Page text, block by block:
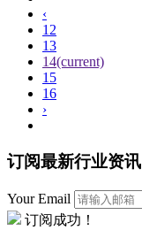
‹
12
13
14(current)
15
16
›
订阅最新行业资讯
Your Email
订阅成功！